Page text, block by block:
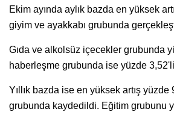
Ekim ayında aylık bazda en yüksek
giyim ve ayakkabı grubunda
Gıda ve alkolsüz içecekler grubunda
haberleşme grubunda ise yüzde
Yıllık bazda ise en yüksek artış
grubunda kaydedildi. Eğitim grubunu